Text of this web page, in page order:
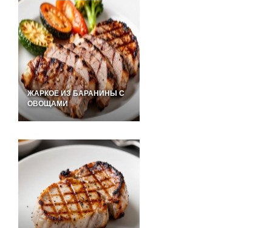
ЖАРКОЕ ИЗ БАРАНИНЫ С
ОВОЩАМИ